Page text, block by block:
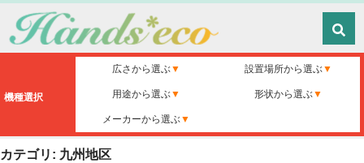
機種選択
広さから選ぶ 設置場所から選ぶ
用途から選ぶ 形状から選ぶ
メーカーから選ぶ
カテゴリ: 九州地区